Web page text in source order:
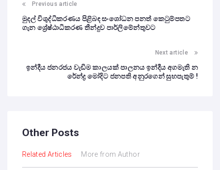
Previous article
මුදල් විශුද්ධිකරණය පිළිබඳ සංශෝධන පනත් කෙටුම්පතට
ගැන ශ්‍රේෂ්ඨාධිකරණ තීන්දුව පාර්ලිමේන්තුවට
Next article
ඉන්දීය ජනරජය වැඩිම කාලයක් පාලනය ඉන්දීය අගමැති න
රේන්ද්‍ර මෝදිට ජනපති අනුරගෙන් සුභපැතුම් !
Other Posts
Related Articles More from Author